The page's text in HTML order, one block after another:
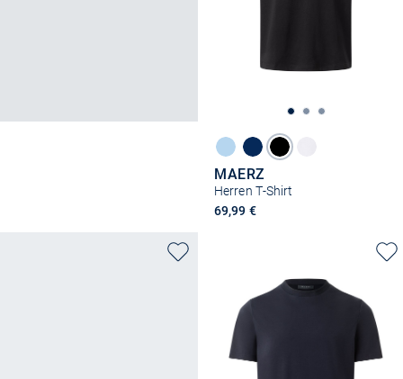
MAERZ
Herren T-Shirt
69,99 €